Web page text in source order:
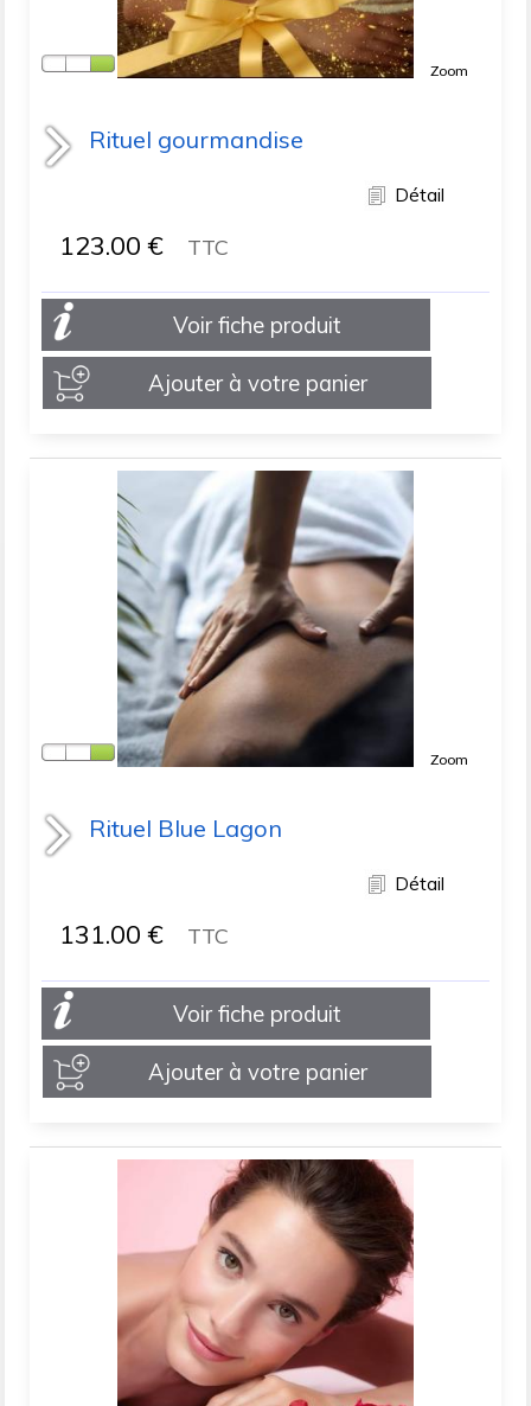
Zoom
Rituel gourmandise
Détail
123.00 € TTC
Voir fiche produit
Ajouter à votre panier
Zoom
Rituel Blue Lagon
Détail
131.00 € TTC
Voir fiche produit
Ajouter à votre panier